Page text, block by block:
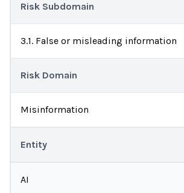
Risk Subdomain
3.1. False or misleading information
Risk Domain
Misinformation
Entity
AI